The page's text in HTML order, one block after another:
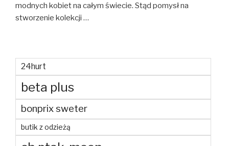
modnych kobiet na całym świecie. Stąd pomysł na
stworzenie kolekcji …
24hurt
beta plus
bonprix sweter
butik z odzieżą